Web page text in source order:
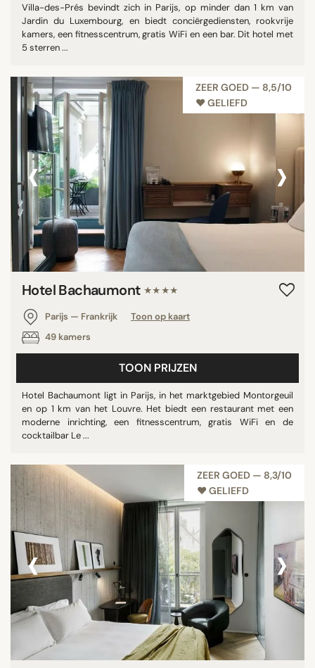
Villa-des-Prés bevindt zich in Parijs, op minder dan 1 km van
Jardin du Luxembourg, en biedt conciërgediensten, rookvrije
kamers, een fitnesscentrum, gratis WiFi en een bar. Dit hotel met
5 sterren ...
ZEER GOED — 8,5/10
♥︎ GELIEFD
‹ ›
Hotel Bachaumont ★★★★
Parijs — Frankrijk
Toon op kaart
49 kamers
TOON PRIJZEN
Hotel Bachaumont ligt in Parijs, in het marktgebied Montorgeuil
en op 1 km van het Louvre. Het biedt een restaurant met een
moderne inrichting, een fitnesscentrum, gratis WiFi en de
cocktailbar Le ...
ZEER GOED — 8,3/10
♥︎ GELIEFD
‹ ›